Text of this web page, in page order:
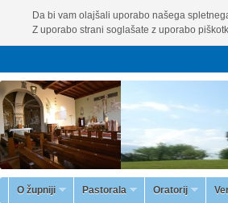
Da bi vam olajšali uporabo našega
Z uporabo strani soglašate z uporabo
O župniji Pastorala Oratorij